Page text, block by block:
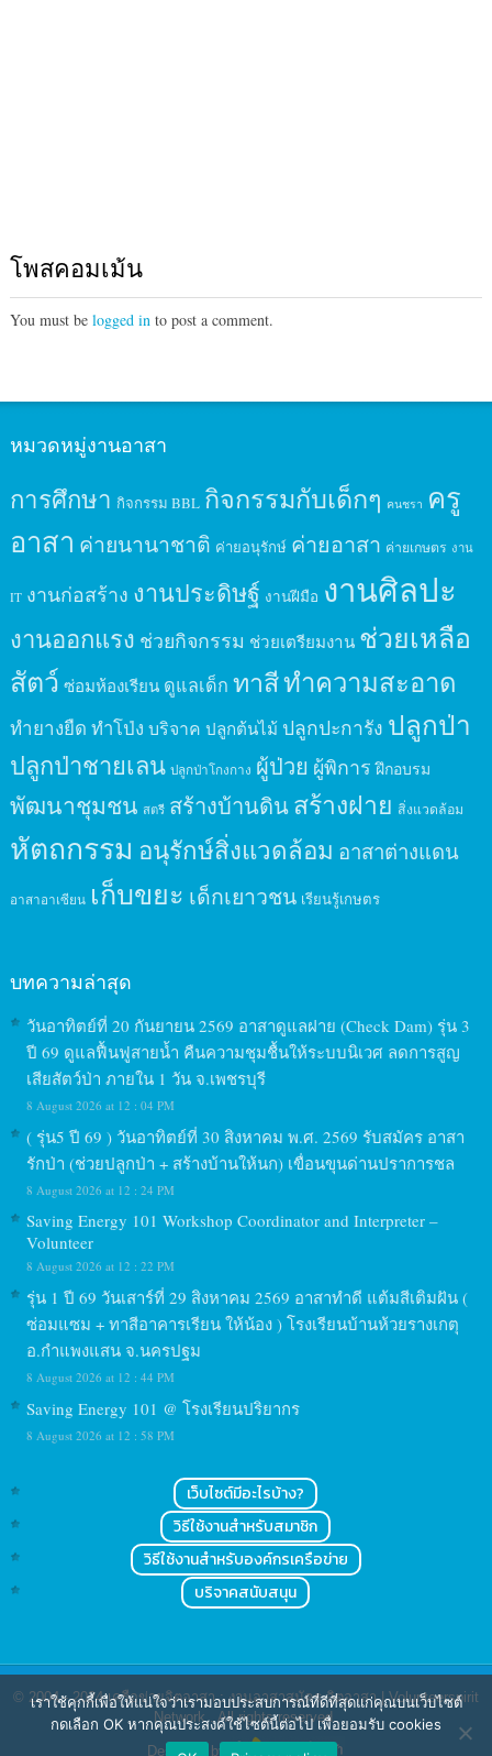
โพสคอมเม้น
You must be logged into post a comment.
หมวดหมู่งานอาสา
การศึกษา กิจกรรม BBL กิจกรรมกับเด็กๆ คนชรา ครู
อาสา ค่ายนานาชาติ ค่ายอนุรักษ์ ค่ายอาสา ค่ายเกษตร งาน
IT งานก่อสร้าง งานประดิษฐ์ งานฝีมือ งานศิลปะ
งานออกแรง ช่วยกิจกรรม ช่วยเตรียมงาน ช่วยเหลือ
สัตว์ ซ่อมห้องเรียน ดูแลเด็ก ทาสีทำความสะอาด
ทำยางยืด ทำโป่ง บริจาค ปลูกต้นไม้ ปลูกปะการัง ปลูกป่า
ปลูกป่าชายเลน ปลูกป่าโกงกาง ผู้ป่วย ผู้พิการ ฝึกอบรม
พัฒนาชุมชน สตรี สร้างบ้านดินสร้างฝาย สิ่งแวดล้อม
หัตถกรรม อนุรักษ์สิ่งแวดล้อม อาสาต่างแดน
อาสาอาเซียน เก็บขยะ เด็กเยาวชน เรียนรู้เกษตร
บทความล่าสุด
วันอาทิตย์ที่ 20 กันยายน 2569 อาสาดูแลฝาย (Check Dam) รุ่น 3
ปี 69 ดูแลฟื้นฟูสายน้ำ คืนความชุมชื้นให้ระบบนิเวศ ลดการสูญ
เสียสัตว์ป่า ภายใน 1 วัน จ.เพชรบุรี
8 August 2026 at 12 : 04 PM
( รุ่น5 ปี 69 ) วันอาทิตย์ที่ 30 สิงหาคม พ.ศ. 2569 รับสมัคร อาสา
รักป่า (ช่วยปลูกป่า + สร้างบ้านให้นก) เขื่อนขุนด่านปราการชล
8 August 2026 at 12 : 24 PM
Saving Energy 101 Workshop Coordinator and Interpreter –
Volunteer
8 August 2026 at 12 : 22 PM
รุ่น 1 ปี 69 วันเสาร์ที่ 29 สิงหาคม 2569 อาสาทำดี แต้มสีเติมฝัน (
ซ่อมแซม + ทาสีอาคารเรียน ให้น้อง ) โรงเรียนบ้านห้วยรางเกตุ
อ.กำแพงแสน จ.นครปฐม
8 August 2026 at 12 : 44 PM
Saving Energy 101 @ โรงเรียนปริยากร
8 August 2026 at 12 : 58 PM
เว็บไซต์มีอะไรบ้าง?
วิธีใช้งานสำหรับสมาชิก
วิธีใช้งานสำหรับองค์กรเครือข่าย
บริจาคสนับสนุน
© 2004 - 2024เครือข่ายจิตอาสา : งานอาสาสมัคร จิตอาสา | Volunteerspirit
Network. All rights reserved.
Designed by
เราใช้คุกกี้เพื่อให้แน่ใจว่าเรามอบประสบการณ์ที่ดีที่สุดแก่คุณบนเว็บไซต์
กดเลือก OK หากคุณประสงค์ใช้ไซต์นี้ต่อไป เพื่อยอมรับ cookies